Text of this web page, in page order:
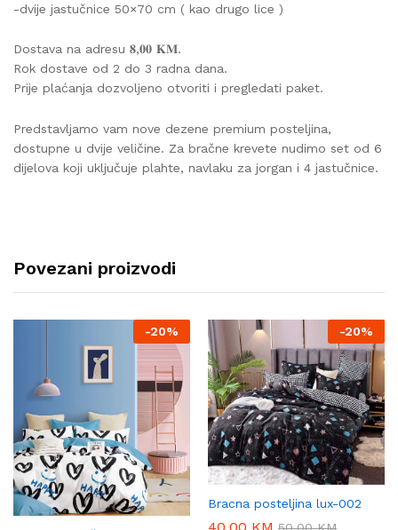
-dvije jastučnice 50×70 cm ( kao drugo lice )
Dostava na adresu 𝟖,𝟎𝟎 𝐊𝐌.
Rok dostave od 2 do 3 radna dana.
Prije plaćanja dozvoljeno otvoriti i pregledati paket.
Predstavljamo vam nove dezene premium posteljina,
dostupne u dvije veličine. Za bračne krevete nudimo set od 6
dijelova koji uključuje plahte, navlaku za jorgan i 4 jastučnice.
Povezani proizvodi
-20% -20%
Bracna posteljina lux-002